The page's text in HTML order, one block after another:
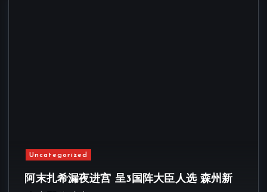
Uncategorized
阿末扎希漏夜进宫 呈3国阵大臣人选 森州新